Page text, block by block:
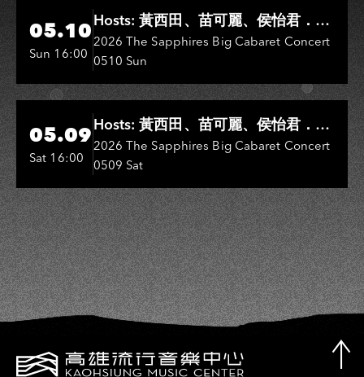
Hi-Ing Music Hall
05.10
Sun 16:00
Hosts: 黃西田、苗可麗、侯怡君．
Entertainers: 葉啟田、鳥來嬤-吳
敏、王彩樺、王瑞霞、吳淑敏、施文
彬、邵大倫、曹雅雯、陳孟賢、黃露
瑤
2026 The Sapphires Big Cabaret Concert
0510 Sun
Hi-Ing Music Hall
05.09
Sat 16:00
Hosts: 黃西田、苗可麗、侯怡君．
Entertainers: 葉啟田、鳥來嬤-吳
敏、張秀卿、王彩樺、吳淑敏、施文
彬、邵大倫、曹雅雯、陳孟賢、黃露
瑤
2026 The Sapphires Big Cabaret Concert
0509 Sat